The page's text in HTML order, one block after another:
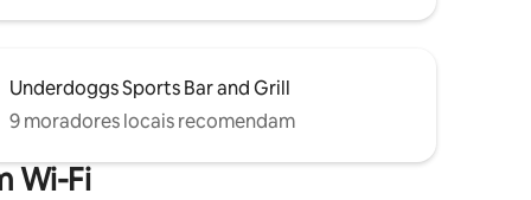
Underdoggs Sports Bar and Grill
9 moradores locais recomendam
Wi-Fi